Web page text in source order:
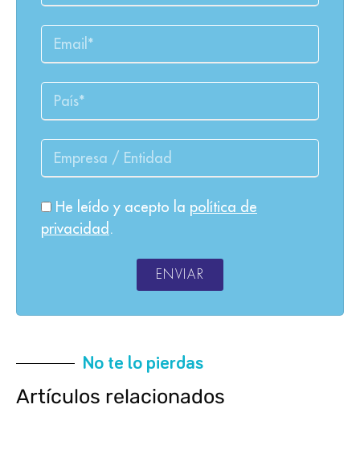
He leído y acepto la política de
privacidad .
ENVIAR
No te lo pierdas
Artículos relacionados